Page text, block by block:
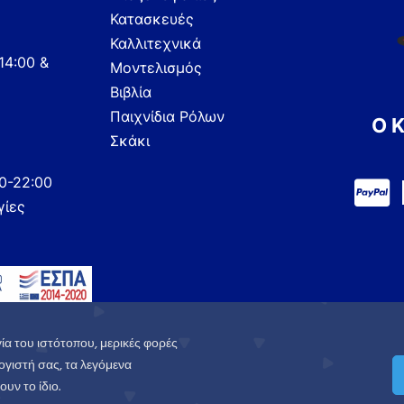
&
22:00
Κατασκευές
Καλλιτεχνικά
Μοντελισμός
Βιβλία
Παιχνίδια Ρόλων
Σκάκι
Ο
του ιστότοπου, μερικές φορές
σας, τα λεγόμενα
το ίδιο.